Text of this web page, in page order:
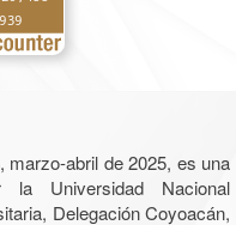
marzo-abril de 2025, es una
la Universidad Nacional
Delegación Coyoacán,